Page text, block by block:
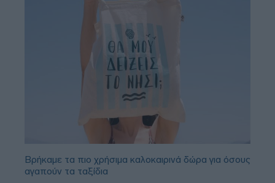
Βρήκαμε τα πιο χρήσιμα καλοκαιρινά δώρα για όσους
αγαπούν τα ταξίδια